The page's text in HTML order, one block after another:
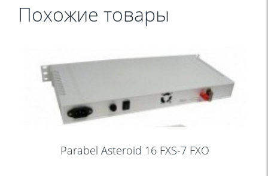
Похожие товары
Parabel Asteroid 16 FXS-7 FXO